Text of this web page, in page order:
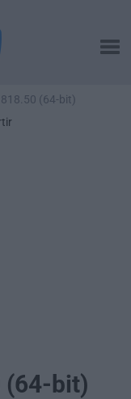
(64-bit)
(64-bit)